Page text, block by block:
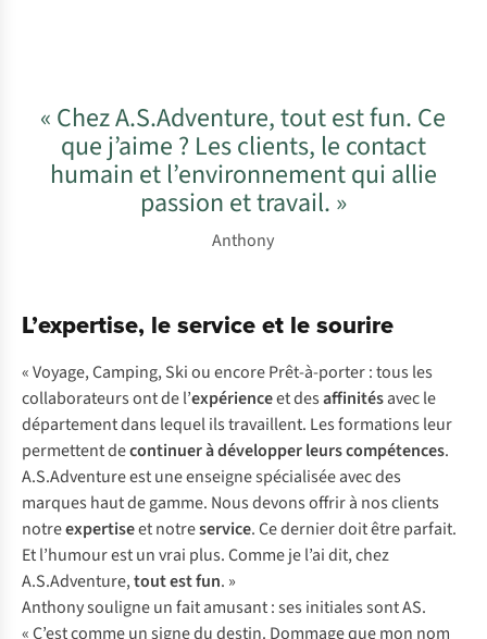
« Chez A.S.Adventure, tout est fun. Ce
que j’aime ? Les clients, le contact
humain et l’environnement qui allie
passion et travail. »
Anthony
L’expertise, le service et le sourire
« Voyage, Camping, Ski ou encore Prêt-à-porter : tous les
collaborateurs ont de l’expérienceet desaffinitésavec le
département dans lequel ils travaillent. Les formations leur
permettent decontinuer à développer leurs compétences.
A.S.Adventure est une enseigne spécialisée avec des
marques haut de gamme. Nous devons offrir à nos clients
notreexpertiseet notreservice. Ce dernier doit être parfait.
Et l’humour est un vrai plus. Comme je l’ai dit, chez
A.S.Adventure,tout est fun. »
Anthony souligne un fait amusant : ses initiales sont AS.
« C’est comme un signe du destin. Dommage que mon nom